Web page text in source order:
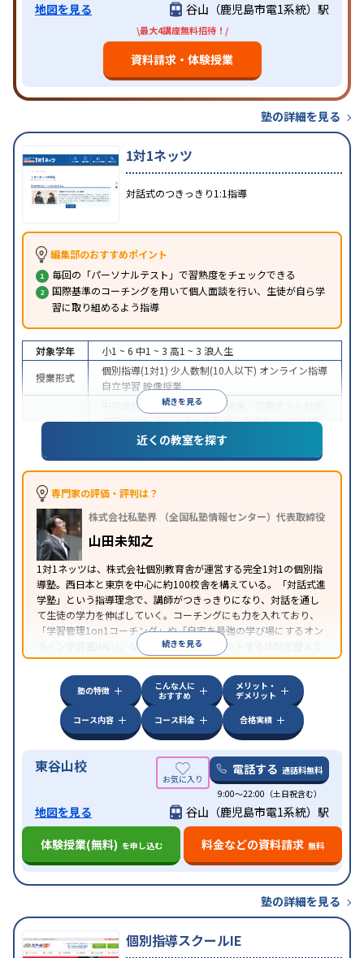
地図を見る 谷山（鹿児島市電1系統）駅
\最大4講座無料招待！/
資料請求・体験授業
塾の詳細を見る
1対1ネッツ
対話式のつきっきり1:1指導
編集部のおすすめポイント
毎回の「パーソナルテスト」で習熟度をチェックできる
国際基準のコーチングを用いて個人面談を行い、生徒が自ら学
習に取り組めるよう指導
続きを見る
対象学年 小1 ~ 6 中1 ~ 3 高1 ~ 3 浪人生
授業形式
個別指導(1対1) 少人数制(10人以下) オンライン指導
自立学習 映像授業
中学受験 高校受験大学受験
授業・定期テスト対策
内申点対策学習習慣の定着総合型選抜(旧AO)対策
推薦入試対策 学校別特化対策
特徴
中高一貫校生に対応
ブレットを利用
季節講習のみの受講可自習室あり
近くの教室を探す
専門家の評価・評判は？
株式会社私塾界 （全国私塾情報センター）代表取締役
山田未知之
1対1ネッツは、株式会社個別教育舎が運営する完全1対1の個別指
導塾。西日本と東京を中心に約100校舎を構えている。「対話式進
学塾」という指導理念で、講師がつきっきりになり、対話を通し
て生徒の学力を伸ばしていく。コーチングにも力を入れており、
「学習管理1on1コーチング」や「自宅を最強の学び場にするオン
ライン学習室NALU」など、自宅学習もサポートする体制を整えて
いる。
続きを見る
塾の特徴
こんな人に
おすすめ
メリット・
デメリット
コース内容
コース料金 合格実績
東谷山校 電話する 通話料無料
9:00～22:00（土日祝含む）
地図を見る
谷山（鹿児島市電1系統）駅
体験授業(無料) を申し込む 料金などの資料請求 無料
塾の詳細を見る
個別指導スクールIE